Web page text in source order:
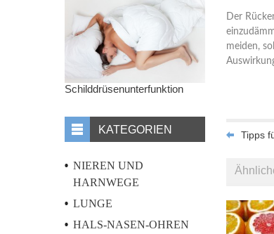
Der
meiden,
Tipps
Schilddrüsenunterfunktion
KATEGORIEN
NIEREN UND
HARNWEGE
LUNGE
HALS-NASEN-OHREN